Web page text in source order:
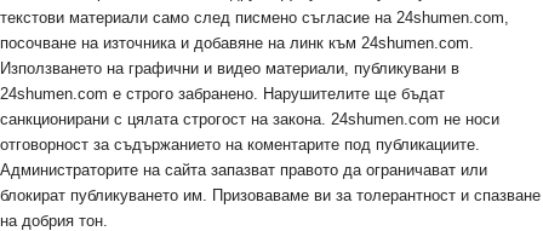
текстови материали само след писмено съгласие на 24shumen.com,
посочване на източника и добавяне на линк към 24shumen.com.
Използването на графични и видео материали, публикувани в
24shumen.com е строго забранено. Нарушителите ще бъдат
санкционирани с цялата строгост на закона. 24shumen.com не носи
отговорност за съдържанието на коментарите под публикациите.
Администраторите на сайта запазват правото да ограничават или
блокират публикуването им. Призоваваме ви за толерантност и спазване
на добрия тон.